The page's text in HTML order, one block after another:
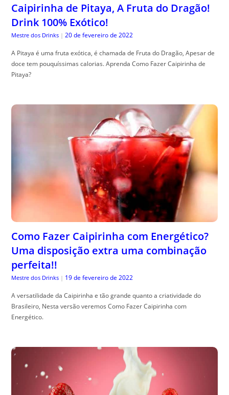
Caipirinha de Pitaya, A Fruta do Dragão!
Drink 100% Exótico!
Mestre dos Drinks | 20 de fevereiro de 2022
A Pitaya é uma fruta exótica, é chamada de Fruta do Dragão, Apesar de
doce tem pouquíssimas calorias. Aprenda Como Fazer Caipirinha de
Pitaya?
Como Fazer Caipirinha com Energético?
Uma disposição extra uma combinação
perfeita!!
Mestre dos Drinks | 19 de fevereiro de 2022
A versatilidade da Caipirinha e tão grande quanto a criatividade do
Brasileiro, Nesta versão veremos Como Fazer Caipirinha com
Energético.